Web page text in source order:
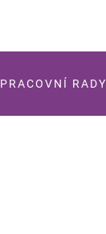
PRACOVNÍ RADY